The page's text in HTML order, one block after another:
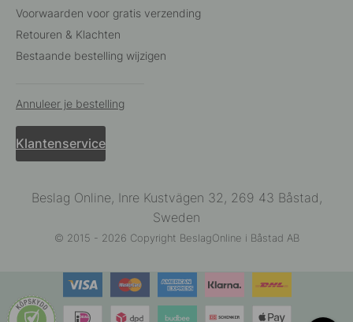
Voorwaarden voor gratis verzending
Retouren & Klachten
Bestaande bestelling wijzigen
Annuleer je bestelling
Klantenservice
Beslag Online, Inre Kustvägen 32, 269 43 Båstad,
Sweden
© 2015 - 2026 Copyright BeslagOnline i Båstad AB